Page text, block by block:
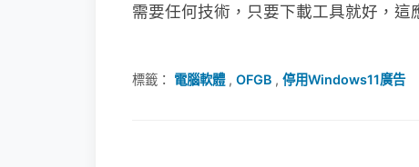
需要任何技術，只要下載工具就好，這
標籤： 電腦軟體, OFGB , 停用Windows11廣告